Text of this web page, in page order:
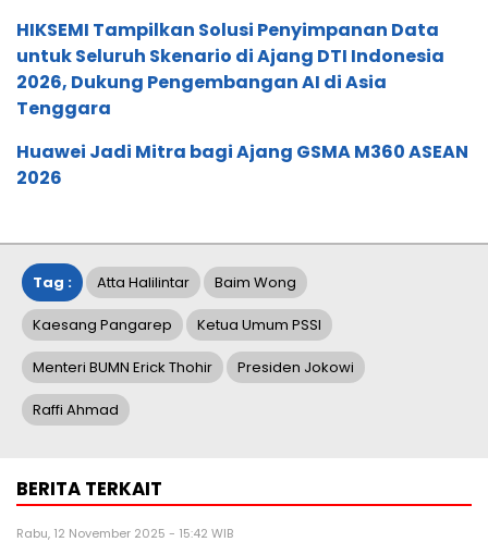
HIKSEMI Tampilkan Solusi Penyimpanan Data
untuk Seluruh Skenario di Ajang DTI Indonesia
2026, Dukung Pengembangan AI di Asia
Tenggara
Huawei Jadi Mitra bagi Ajang GSMA M360 ASEAN
2026
Tag : Atta Halilintar Baim Wong
Kaesang Pangarep Ketua Umum PSSI
Menteri BUMN Erick Thohir Presiden Jokowi
Raffi Ahmad
BERITA TERKAIT
Rabu, 12 November 2025 - 15:42 WIB